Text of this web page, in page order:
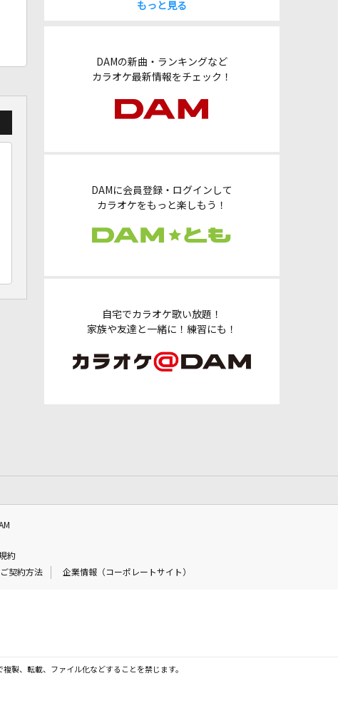
もっと見る
DAMの新曲・ランキングなど
カラオケ最新情報をチェック！
DAMに会員登録・ログインして
カラオケをもっと楽しもう！
自宅でカラオケ歌い放題！
家族や友達と一緒に！練習にも！
約
ご契約方法 企業情報（コーポレートサイト）
製、転載、ファイル化などすることを禁じます。